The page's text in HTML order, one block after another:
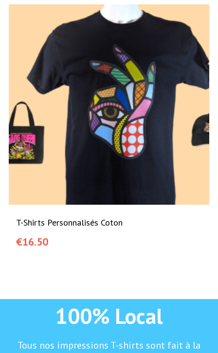
T-Shirts Personnalisés Coton
€16.50
100% Local
Tous nos impressions T-shirts sont fait à la